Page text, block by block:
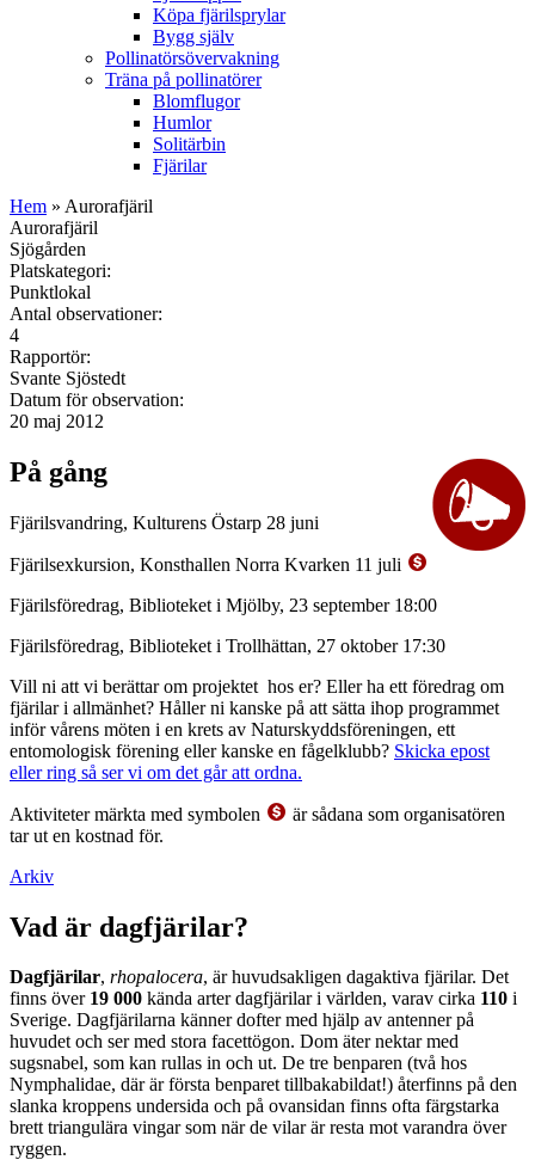
Köpa fjärilsprylar
Bygg själv
Pollinatörsövervakning
Träna på pollinatörer
Blomflugor
Humlor
Solitärbin
Fjärilar
Hem » Aurorafjäril
Aurorafjäril
Sjögården
Platskategori:
Punktlokal
Antal observationer:
4
Rapportör:
Svante Sjöstedt
Datum för observation:
20 maj 2012
På gång
Fjärilsvandring, Kulturens Östarp 28 juni
Fjärilsexkursion, Konsthallen Norra Kvarken 11 juli
Fjärilsföredrag, Biblioteket i Mjölby, 23 september 18:00
Fjärilsföredrag, Biblioteket i Trollhättan, 27 oktober 17:30
Vill ni att vi berättar om projektet hos er? Eller ha ett föredrag om
fjärilar i allmänhet? Håller ni kanske på att sätta ihop programmet
inför vårens möten i en krets av Naturskyddsföreningen, ett
entomologisk förening eller kanske en fågelklubb? Skicka epost
eller ring så ser vi om det går att ordna.
Aktiviteter märkta med symbolen
är sådana som organisatören
tar ut en kostnad för.
Arkiv
Vad är dagfjärilar?
Dagfjärilar, rhopalocera, är huvudsakligen dagaktiva fjärilar. Det
finns över 19 000 kända arter dagfjärilar i världen, varav cirka 110 i
Sverige. Dagfjärilarna känner dofter med hjälp av antenner på
huvudet och ser med stora facettögon. Dom äter nektar med
sugsnabel, som kan rullas in och ut. De tre benparen (två hos
Nymphalidae, där är första benparet tillbakabildat!) återfinns på den
slanka kroppens undersida och på ovansidan finns ofta färgstarka
brett triangulära vingar som när de vilar är resta mot varandra över
ryggen.